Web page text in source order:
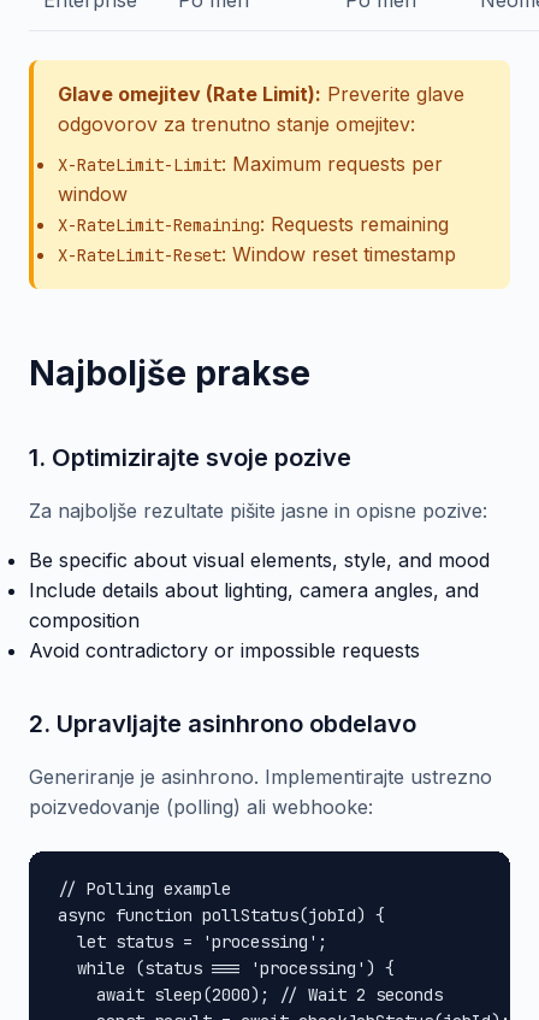
Glave omejitev (Rate Limit): Preverite glave
odgovorov za trenutno stanje omejitev:
X-RateLimit-Limit: Maximum requests per
window
X-RateLimit-Remaining: Requests remaining
X-RateLimit-Reset: Window reset timestamp
Najboljše prakse
1. Optimizirajte svoje pozive
Za najboljše rezultate pišite jasne in opisne pozive:
Be specific about visual elements, style, and mood
Include details about lighting, camera angles, and
composition
Avoid contradictory or impossible requests
2. Upravljajte asinhrono obdelavo
Generiranje je asinhrono. Implementirajte ustrezno
poizvedovanje (polling) ali webhooke:
// Polling example
async function pollStatus(jobId) {
  let status = 'processing';
  while (status === 'processing') {
    await sleep(2000); // Wait 2 seconds